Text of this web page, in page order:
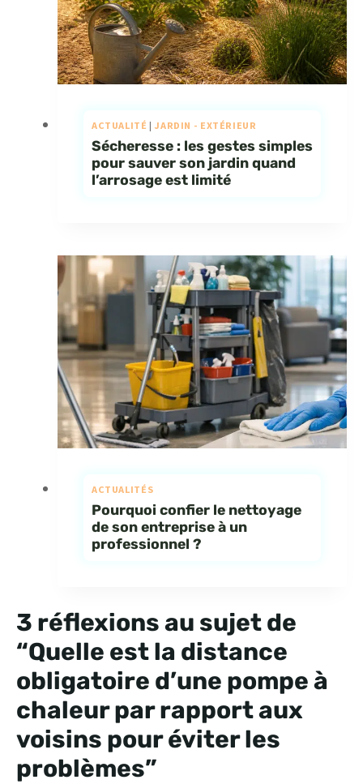
ACTUALITÉ | JARDIN - EXTÉRIEUR
Sécheresse : les gestes simples
pour sauver son jardin quand
l’arrosage est limité
ACTUALITÉS
Pourquoi confier le nettoyage
de son entreprise à un
professionnel ?
3 réflexions au sujet de
“Quelle est la distance
obligatoire d’une pompe à
chaleur par rapport aux
voisins pour éviter les
problèmes”